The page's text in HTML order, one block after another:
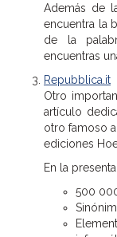
Además de
encuentra la
de la
encuentras
Repubblica.it
Otro
artículo
otro famoso
ediciones
En la
500